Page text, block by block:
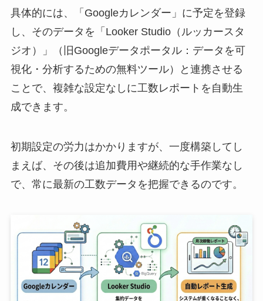
具体的には、「Googleカレンダー」に予定を登録
し、そのデータを「Looker Studio（ルッカースタ
ジオ）」（旧Googleデータポータル：データを可
視化・分析するための無料ツール）と連携させる
ことで、複雑な設定なしに工数レポートを自動生
成できます。
初期設定の労力はかかりますが、一度構築してし
まえば、その後は追加費用や継続的な手作業なし
で、常に最新の工数データを把握できるのです。